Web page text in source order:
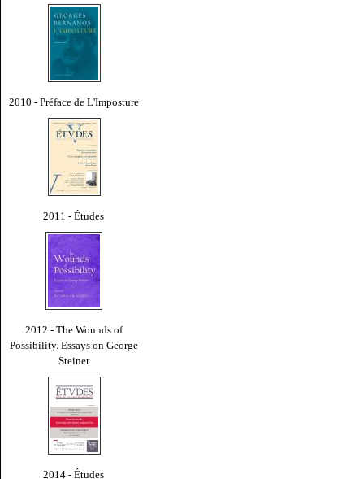
2010 - Préface de L'Imposture
2011 - Études
2012 - The Wounds of
Possibility. Essays on George
Steiner
2014 - Études